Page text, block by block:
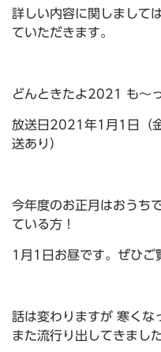
詳しい内容に関しまして
ていただきます。
どんときたよ2021 も～
放送日2021年1月1日（
送あり）
今年度のお正月はおうち
ている方！
1月1日お昼です。ぜひご
話は変わりますが 寒くな
また流行り出してきました